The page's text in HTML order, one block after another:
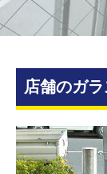
店舗のガ